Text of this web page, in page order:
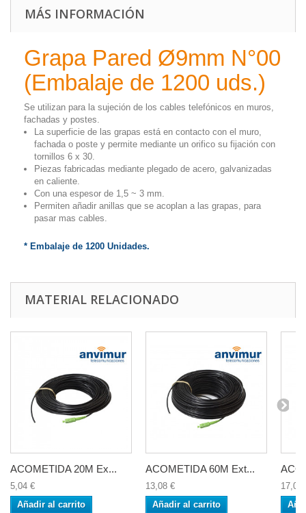
MÁS INFORMACIÓN
Grapa Pared Ø9mm N°00
(Embalaje de 1200 uds.)
Se utilizan para la sujeción de los cables telefónicos en muros,
fachadas y postes.
La superficie de las grapas está en contacto con el muro,
fachada o poste y permite mediante un orifico su fijación con
tornillos 6 x 30.
Piezas fabricadas mediante plegado de acero, galvanizadas
en caliente.
Con una espesor de 1,5 ~ 3 mm.
Permiten añadir anillas que se acoplan a las grapas, para
pasar mas cables.
* Embalaje de 1200 Unidades.
MATERIAL RELACIONADO
ACOMETIDA 20M Ex...
5,04 €
Añadir al carrito
ACOMETIDA 60M Ext...
13,08 €
Añadir al carrito
17,09